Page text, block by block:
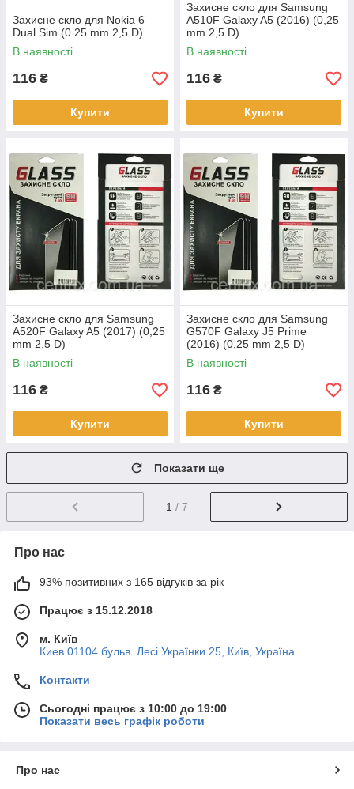
Захисне скло для Nokia 6
Dual Sim (0.25 mm 2,5 D)
В наявності
116 ₴
Купити
Захисне скло для Samsung
A510F Galaxy A5 (2016) (0,25
mm 2,5 D)
В наявності
116 ₴
Купити
Захисне скло для Samsung
A520F Galaxy A5 (2017) (0,25
mm 2,5 D)
В наявності
116 ₴
Купити
Захисне скло для Samsung
G570F Galaxy J5 Prime
(2016) (0,25 mm 2,5 D)
В наявності
116 ₴
Купити
Показати ще
1 / 7
Про нас
93% позитивних з 165 відгуків за рік
Працює з 15.12.2018
м. Київ
Киев 01104 бульв. Лесі Українки 25, Київ, Україна
Контакти
Сьогодні працює з 10:00 до 19:00
Показати весь графік роботи
Про нас